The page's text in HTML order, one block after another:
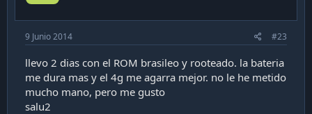
9 Junio 2014 #23
llevo 2 dias con el ROM brasileo y rooteado. la bateria
me dura mas y el 4g me agarra mejor. no le he metido
mucho mano, pero me gusto
salu2